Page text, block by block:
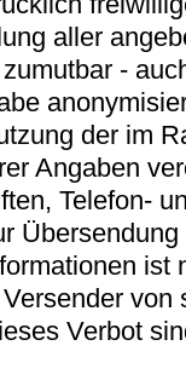
aller
-
der im
Angaben
Telefon-
ist
von
Verbot